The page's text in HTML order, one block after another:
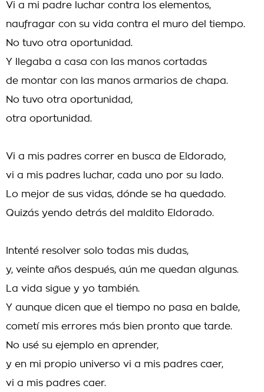
Vi a mi padre luchar contra los elementos,
naufragar con su vida contra el muro del tiempo.
No tuvo otra oportunidad.
Y llegaba a casa con las manos cortadas
de montar con las manos armarios de chapa.
No tuvo otra oportunidad,
otra oportunidad.
Vi a mis padres correr en busca de Eldorado,
vi a mis padres luchar, cada uno por su lado.
Lo mejor de sus vidas, dónde se ha quedado.
Quizás yendo detrás del maldito Eldorado.
Intenté resolver solo todas mis dudas,
y, veinte años después, aún me quedan algunas.
La vida sigue y yo también.
Y aunque dicen que el tiempo no pasa en balde,
cometí mis errores más bien pronto que tarde.
No usé su ejemplo en aprender,
y en mi propio universo vi a mis padres caer,
vi a mis padres caer.